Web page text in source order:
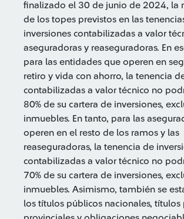
finalizado el 30 de junio de 2024, la
de los topes previstos en las
inversiones contabilizadas a valor
aseguradoras y reaseguradoras. En
para las entidades que operen en
retiro y vida con ahorro, la tenencia
contabilizadas a valor técnico no
80% de su cartera de inversiones,
inmuebles. En tanto, para las
operen en el resto de los ramos y las
reaseguradoras, la tenencia de
contabilizadas a valor técnico no
70% de su cartera de inversiones,
inmuebles. Asimismo, también se
los títulos públicos nacionales, títulos